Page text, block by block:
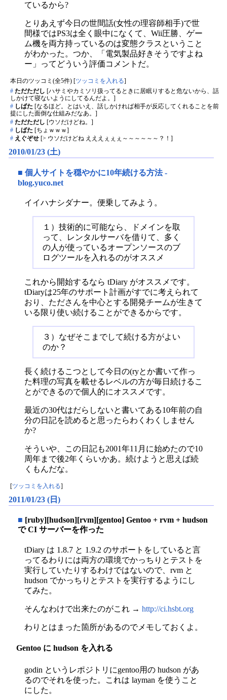
ているから?
とりあえず今日の世間話(女性の理容師相手)で世
間様ではPS3は全く眼中になくて、Wii圧勝、ゲー
ム機を両方持っているのは変態クラスということ
がわかった。つか、「電気製品好きそうですよね
ー」ってどういう評価コメントだ。
本日のツッコミ(全5件) [ ツッコミを入れる
# ただただし [ハサミやカミソリ扱ってるときに居眠りすると危ないから、話
しかけて寝ないようにしてるんだよ。]
# しばた
[なるほど。とはいえ、話しかければ相手が反応してくれることを前
提にした面倒な仕組みだなあ。]
# ただただし [ウソだけどね。]
# しばた [ちょｗｗｗ]
# えぐぞせ [> ウソだけどね えええぇぇぇ～～～～～～？！]
2010/01/23 (土)
■ 個人サイトを穏やかに10年続ける方法 -
blog.yuco.net
イイハナシダナー。便乗してみよう。
１）技術的に可能なら、ドメインを取
って、レンタルサーバを借りて、多く
の人が使っているオープンソースのブ
ログツールを入れるのがオススメ
これから開始するなら tDiary がオススメです。
tDiaryは25年のサポート計画がすでに考えられて
おり、たださんを中心とする開発チームが生きて
いる限り使い続けることができるからです。
３）なぜそこまでして続ける方がよい
のか？
長く続けるこつとして今日の(ryとか書いて作っ
た料理の写真を載せるレベルの方が毎日続けるこ
とができるので個人的にオススメです。
最近の30代はだらしないと書いてある10年前の自
分の日記を読めると思ったらわくわくしません
か?
そういや、この日記も2001年11月に始めたので10
周年まで後2年くらいかあ。続けようと思えば続
くもんだな。
[ツッコミを入れる]
2011/01/23 (日)
■ [ruby][hudson][rvm][gentoo] Gentoo + rvm + hudson
で CI サーバーを作った
tDiary は 1.8.7 と 1.9.2 のサポートをしていると言
ってるわりには両方の環境でかっちりとテストを
実行していたりするわけではないので、rvm と
hudson でかっちりとテストを実行するようにし
てみた。
そんなわけで出来たのがこれ → http://ci.hsbt.org
わりとはまった箇所があるのでメモしておくよ。
Gentoo に hudson を入れる
godin というレポジトリにgentoo用の hudson があ
るのでそれを使った。これは layman を使うこと
にした。